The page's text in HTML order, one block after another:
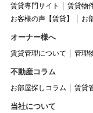
賃貸専門サイト 賃貸物
お客様の声【賃貸】
お
オーナー様へ
賃貸管理について 管理
不動産コラム
お部屋探しコラム 賃貸
当社について